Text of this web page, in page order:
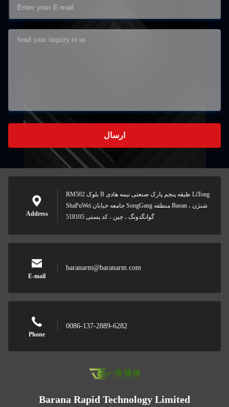
ارسال
Address
RM502 بلوک B طبقه پنجم پارک صنعتی نیمه هادی LiTong
ShaPuWei جامعه خیابان SongGang منطقه Baoan شنژن ،
گوانگدونگ ، چین ، کد پستی 518105
E-mail
baranarm@baranarm.com
Phone
0086-137-2889-6282
Barana Rapid Technology Limited